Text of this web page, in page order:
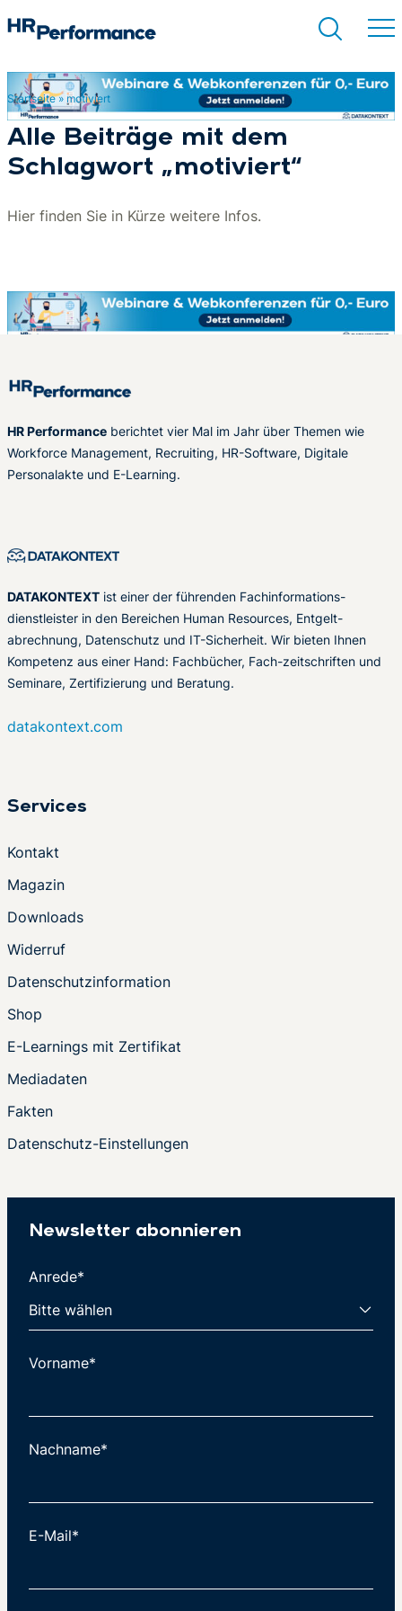
Suchen
Startseite» motiviert
Alle Beiträge mit dem
Schlagwort „motiviert“
Hier finden Sie in Kürze weitere Infos.
HR Performance berichtet vier Mal im Jahr über Themen wie
Workforce Management, Recruiting, HR-Software, Digitale
Personalakte und E-Learning.
DATAKONTEXT ist einer der führenden Fachinformations-
dienstleister in den Bereichen Human Resources, Entgelt-
abrechnung, Datenschutz und IT-Sicherheit. Wir bieten Ihnen
Kompetenz aus einer Hand: Fachbücher, Fach-zeitschriften und
Seminare, Zertifizierung und Beratung.
datakontext.com
Services
Kontakt
Magazin
Downloads
Widerruf
Datenschutzinformation
Shop
E-Learnings mit Zertifikat
Mediadaten
Fakten
Datenschutz-Einstellungen
Newsletter abonnieren
Anrede*
Vorname*
Nachname*
E-Mail*